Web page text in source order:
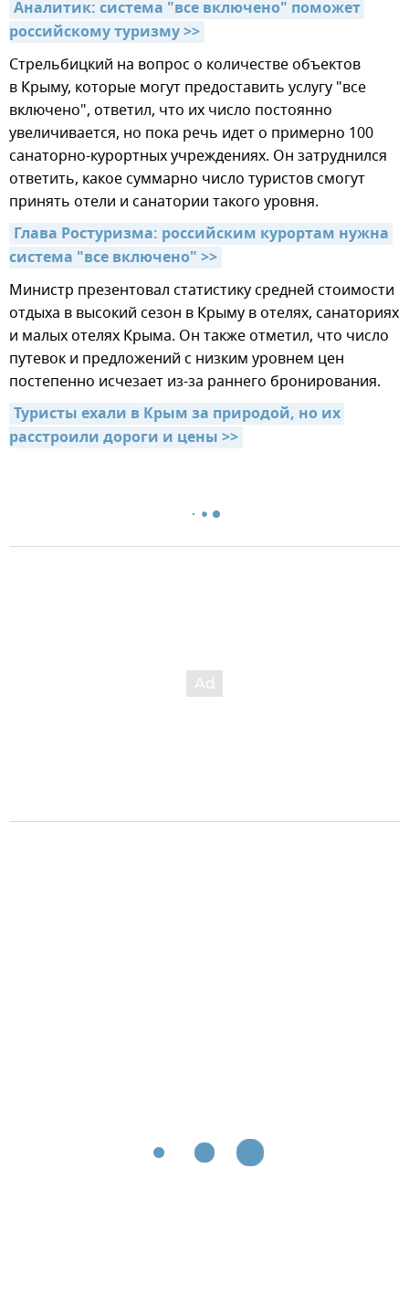
Аналитик: система "все включено" поможет
российскому туризму >>
Стрельбицкий на вопрос о количестве объектов
в Крыму, которые могут предоставить услугу "все
включено", ответил, что их число постоянно
увеличивается, но пока речь идет о примерно 100
санаторно-курортных учреждениях. Он затруднился
ответить, какое суммарно число туристов смогут
принять отели и санатории такого уровня.
Глава Ростуризма: российским курортам нужна
система "все включено" >>
Министр презентовал статистику средней стоимости
отдыха в высокий сезон в Крыму в отелях, санаториях
и малых отелях Крыма. Он также отметил, что число
путевок и предложений с низким уровнем цен
постепенно исчезает из-за раннего бронирования.
Туристы ехали в Крым за природой, но их
расстроили дороги и цены >>